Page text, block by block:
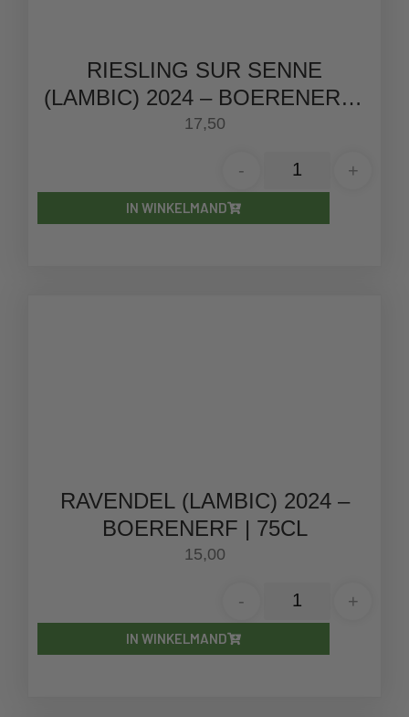
RIESLING SUR SENNE
(LAMBIC) 2024 – BOERENERF |
75CL
17,50
- +
IN WINKELMAND
RAVENDEL (LAMBIC) 2024 –
BOERENERF | 75CL
15,00
- +
IN WINKELMAND